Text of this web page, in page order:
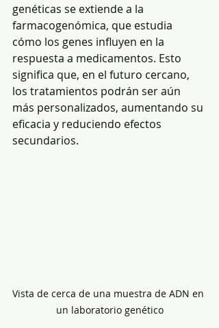
genéticas se extiende a la
farmacogenómica, que estudia
cómo los genes influyen en la
respuesta a medicamentos. Esto
significa que, en el futuro cercano,
los tratamientos podrán ser aún
más personalizados, aumentando su
eficacia y reduciendo efectos
secundarios.
Vista de cerca de una muestra de ADN en
un laboratorio genético